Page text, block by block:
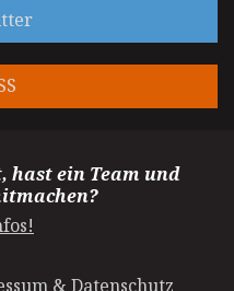
hast ein Team und
& Datenschutz